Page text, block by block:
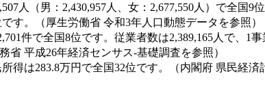
人（男：2,430,957人、女：2,677,550人）で全国9
す。（厚生労働省 令和3年人口動態データを参照）
件で全国8位です。従業者数は2,389,165人で、1
省 平成26年経済センサス‐基礎調査を参照）
得は283.8万円で全国32位です。（内閣府 県民経済